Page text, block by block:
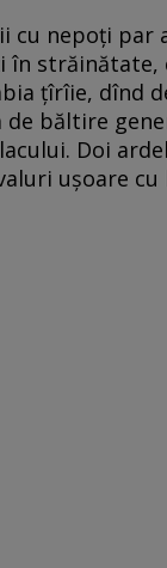
cu nepoţi par
străinătate,
ţîrîie, dînd
băltire
Doi
uşoare cu